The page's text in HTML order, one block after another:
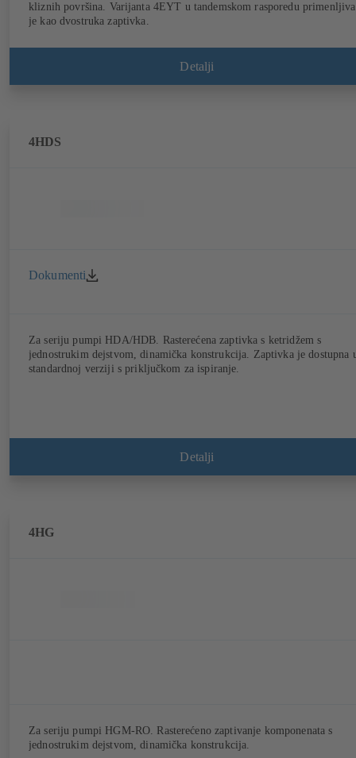
kliznih površina. Varijanta 4EYT u tandemskom rasporedu primenljiva
je kao dvostruka zaptivka.
Detalji
4HDS
Dokumenti
Za seriju pumpi HDA/HDB. Rasterećena zaptivka s ketridžem s
jednostrukim dejstvom, dinamička konstrukcija. Zaptivka je dostupna
standardnoj verziji s priključkom za ispiranje.
Detalji
4HG
Za seriju pumpi HGM-RO. Rasterećeno zaptivanje komponenata s
jednostrukim dejstvom, dinamička konstrukcija.